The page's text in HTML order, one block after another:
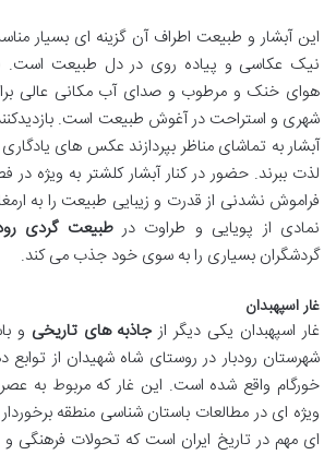
این آبشار و طبیعت اطراف آن گزینه ای بسیار
نیک عکاسی و پیاده روی در دل طبیعت است.
هوای خنک و مرطوب و صدای آب مکانی عالی
شهری و استراحت در آغوش طبیعت است.
آبشار به تماشای مناظر بپردازند عکس های
لذت ببرند. حضور در کنار آبشار کلشتر به ویژه در
فراموش نشدنی از قدرت و زیبایی طبیعت را به
نمادی از پویایی و طراوت درطبیعت گردی
گردشگران بسیاری را به سوی خود جذب می کند.
غار اسپهبدان
غار اسپهبدان یکی دیگر ازجاذبه های تاریخی و
شهرستان رودبار در روستای شاه شهیدان از
خورگام واقع شده است. این غار که مربوط به
ویژه ای در مطالعات باستان شناسی منطقه
ای مهم در تاریخ ایران است که تحولات فرهنگی